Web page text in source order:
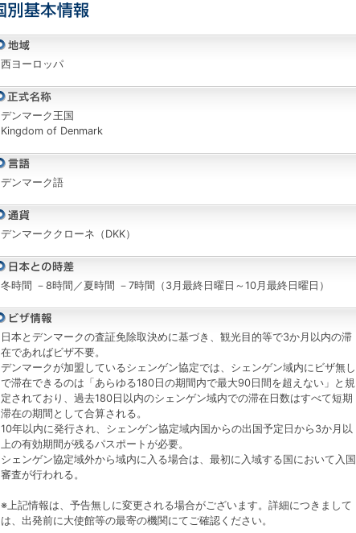
西ヨーロッパ
デンマーク王国
Kingdom of Denmark
デンマーク語
デンマーククローネ（DKK）
冬時間 －8時間／夏時間 －7時間（3月最終日曜日～10月最終日曜日）
日本とデンマークの査証免除取決めに基づき、観光目的等で3か月以内の滞
在であればビザ不要。
デンマークが加盟しているシェンゲン協定では、シェンゲン域内にビザ無し
で滞在できるのは「あらゆる180日の期間内で最大90日間を超えない」と規
定されており、過去180日以内のシェンゲン域内での滞在日数はすべて短期
滞在の期間として合算される。
10年以内に発行され、シェンゲン協定域内国からの出国予定日から3か月以
上の有効期間が残るパスポートが必要。
シェンゲン協定域外から域内に入る場合は、最初に入域する国において入国
審査が行われる。
※上記情報は、予告無しに変更される場合がございます。詳細につきまして
は、出発前に大使館等の最寄の機関にてご確認ください。